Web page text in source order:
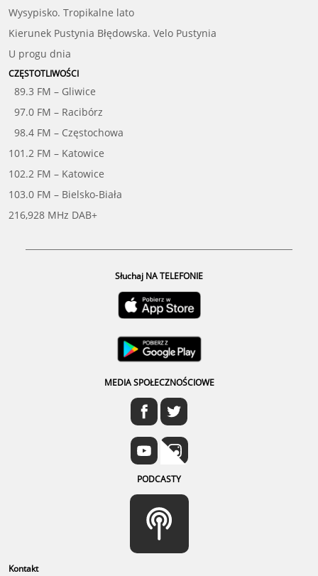
Wysypisko. Tropikalne lato
Kierunek Pustynia Błędowska. Velo Pustynia
U progu dnia
CZĘSTOTLIWOŚCI
89.3 FM – Gliwice
97.0 FM – Racibórz
98.4 FM – Częstochowa
101.2 FM – Katowice
102.2 FM – Katowice
103.0 FM – Bielsko-Biała
216,928 MHz DAB+
Słuchaj NA TELEFONIE
MEDIA SPOŁECZNOŚCIOWE
PODCASTY
Kontakt